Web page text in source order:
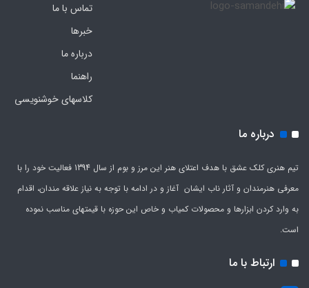
تماس با ما
خبرها
درباره ما
راهنما
کلاسهای خوشنویسی
درباره ما
تیم هنری کلک عشق با هدف اعتلای هنر این مرز و بوم از سال 1394 فعالیت خود را با
معرفی هنرمندان و آثار ناب ایشان آغاز و در ادامه با توجه به نیاز علاقه مندان، اقدام
به وارد کردن ابزارها و محصولات کمیاب و خاص این حوزه با قیمتهای مناسب نموده
است.
ارتباط با ما